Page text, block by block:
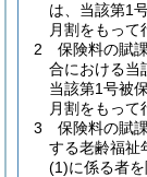
は、当該第1
月割をもって
2
保険料の賦
合における当
当該第1号被
月割をもって
3
保険料の賦
する老齢福祉
(1)に係る者